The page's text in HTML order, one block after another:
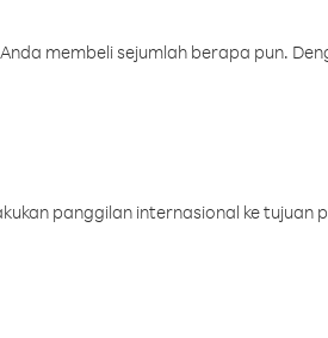
membeli sejumlah berapa pun.
panggilan internasional ke